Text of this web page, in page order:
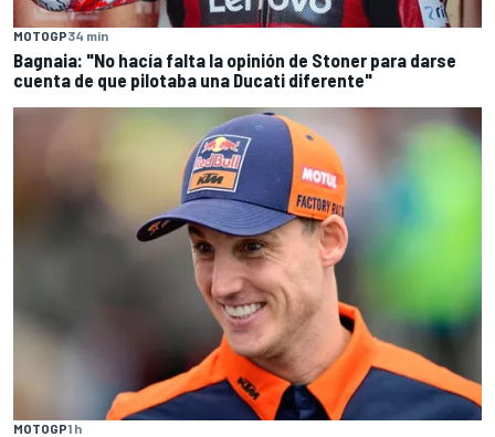
MOTOGP34 min
Bagnaia: "No hacía falta la opinión de Stoner para darse
cuenta de que pilotaba una Ducati diferente"
MOTOGP1 h